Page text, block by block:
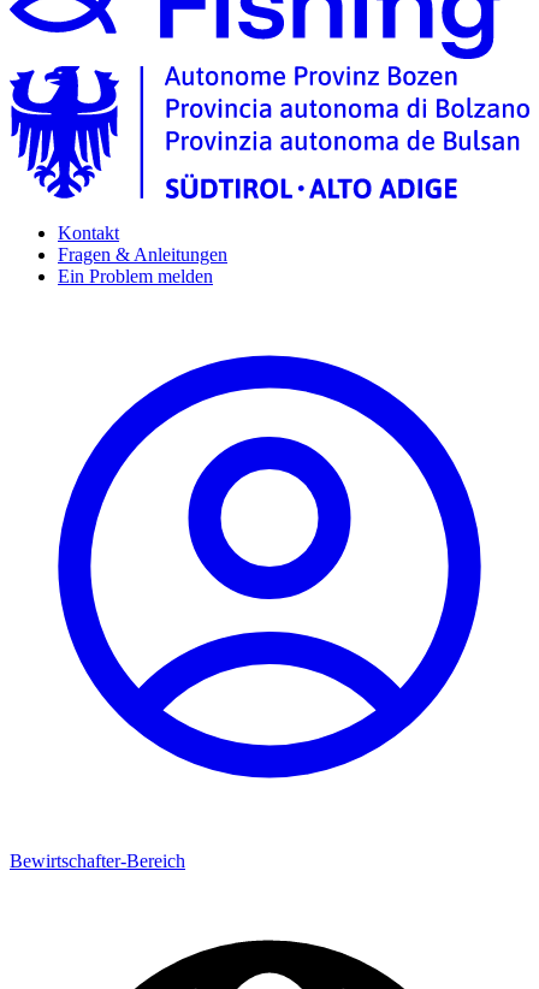
Kontakt
Fragen & Anleitungen
Ein Problem melden
Bewirtschafter-Bereich